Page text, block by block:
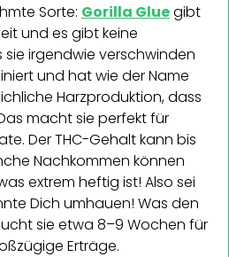
Sorte: Gorilla Gluegibt
und es gibt keine
irgendwie verschwinden
und hat wie der Name
Harzproduktion, dass
macht sie perfekt für
Der THC-Gehalt kann bis
Nachkommen können
extrem heftig ist! Also sei
Dich umhauen! Was den
sie etwa 8–9 Wochen für
Erträge.